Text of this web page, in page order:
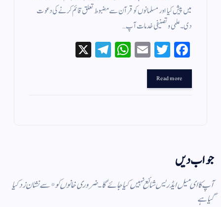
میں پیش کیا اور مسلمانوں کو قرآن سے مضبوط تعلق قائم کرنے کی دعوت
دی۔ علمی و تصنیفی خدمات آپ…
Fa
ce
bo
ok
T
wi
r
E
m
W
ha
Te
le
Read more
جواب دیں
آپ کا ای میل ایڈریس شائع نہیں کیا جائے گا۔ضروری خانوں کو*سے نشان زد کیا
گیا ہے